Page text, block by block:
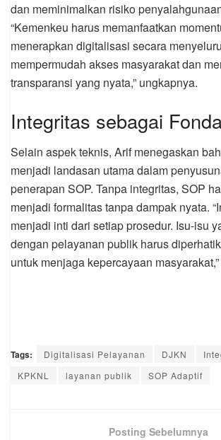
dan meminimalkan risiko
“Kemenkeu harus memanfaatkan
menerapkan digitalisasi secara
mempermudah akses masyarakat dan
transparansi yang nyata,” ungkapnya.
Integritas sebagai
Selain aspek teknis, Arif menegaskan
menjadi landasan utama dalam
penerapan SOP. Tanpa integritas, SOP
menjadi formalitas tanpa dampak nyata.
menjadi inti dari setiap prosedur. Isu-isu
dengan pelayanan publik harus
untuk menjaga kepercayaan
Tags: Digitalisasi Pelayanan DJKN
KPKNL
layanan publik SOP Adaptif
Posting Sebelumnya